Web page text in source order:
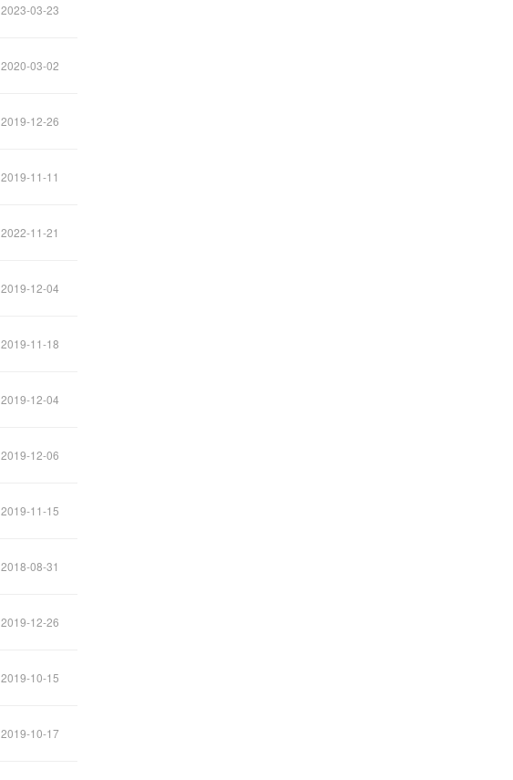
2023-03-23
2020-03-02
2019-12-26
2019-11-11
2022-11-21
2019-12-04
2019-11-18
2019-12-04
2019-12-06
2019-11-15
2018-08-31
2019-12-26
2019-10-15
2019-10-17